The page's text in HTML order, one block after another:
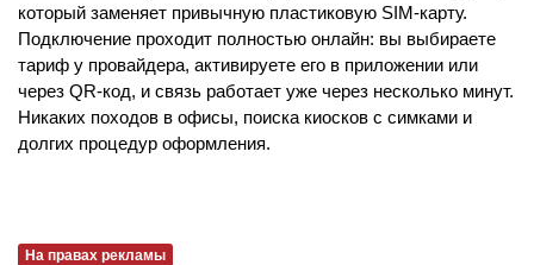
который заменяет привычную пластиковую SIM-карту.
Подключение проходит полностью онлайн: вы выбираете
тариф у провайдера, активируете его в приложении или
через QR-код, и связь работает уже через несколько минут.
Никаких походов в офисы, поиска киосков с симками и
долгих процедур оформления.
На правах рекламы